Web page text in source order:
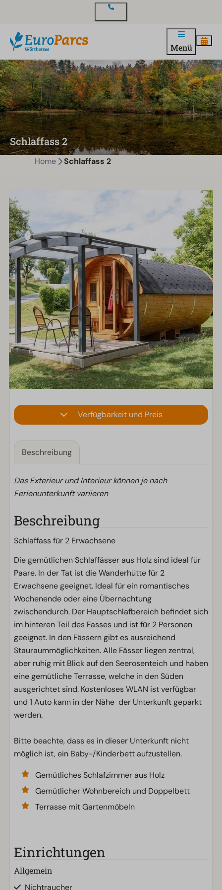
Menü
Schlaffass 2
Home Schlaffass 2
Verfügbarkeit und Preis
Beschreibung
Das Exterieur und Interieur können je nach
Ferienunterkunft variieren
Beschreibung
Schlaffass für 2 Erwachsene
Die gemütlichen Schlaffässer aus Holz sind ideal für
Paare. In der Tat ist die Wanderhütte für 2
Erwachsene geeignet. Ideal für ein romantisches
Wochenende oder eine Übernachtung
zwischendurch. Der Hauptschlafbereich befindet sich
im hinteren Teil des Fasses und ist für 2 Personen
geeignet. In den Fässern gibt es ausreichend
Stauraummöglichkeiten. Alle Fässer liegen zentral,
aber ruhig mit Blick auf den Seerosenteich und haben
eine gemütliche Terrasse, welche in den Süden
ausgerichtet sind. Kostenloses WLAN ist verfügbar
und 1 Auto kann in der Nähe der Unterkunft geparkt
werden.
Bitte beachte, dass es in dieser Unterkunft nicht
möglich ist, ein Baby-/Kinderbett aufzustellen.
Gemütliches Schlafzimmer aus Holz
Gemütlicher Wohnbereich und Doppelbett
Terrasse mit Gartenmöbeln
Einrichtungen
Allgemein
Nichtraucher